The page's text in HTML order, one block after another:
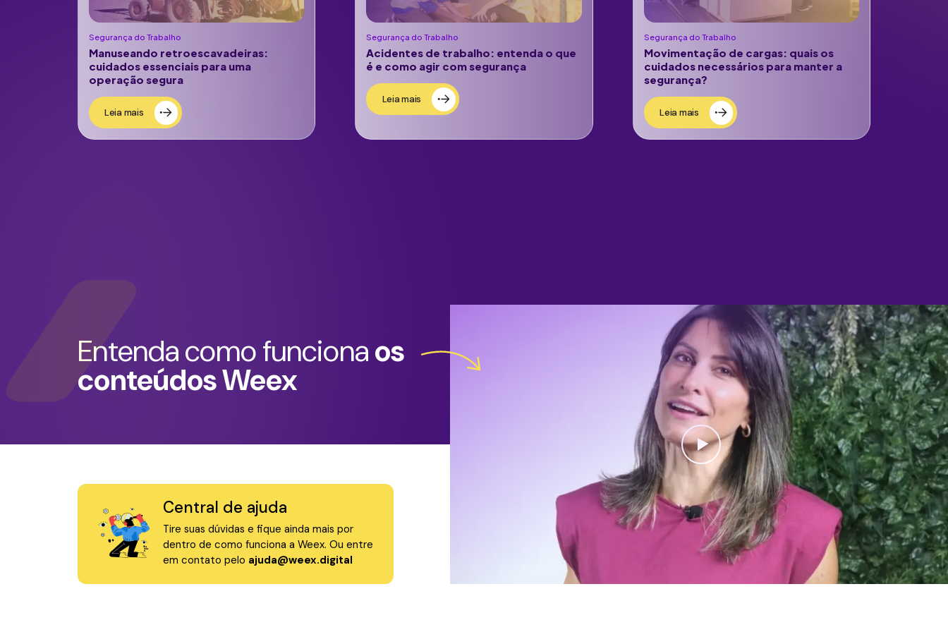
Segurança do Trabalho
Manuseando retroescavadeiras:
cuidados essenciais para uma
operação segura
Leia mais
Segurança do Trabalho
Acidentes de trabalho: entenda o que
é e como agir com segurança
Leia mais
Segurança do Trabalho
Movimentação de cargas: quais os
cuidados necessários para manter a
segurança?
Leia mais
Entenda como funcionaos
conteúdos Weex
Central de ajuda
Tire suas dúvidas e fique ainda mais por
dentro de como funciona a Weex. Ou entre
em contato pelo ajuda@weex.digital